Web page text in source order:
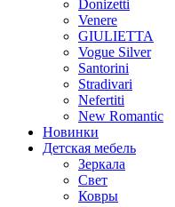
Donizetti
Venere
GIULIETTA
Vogue Silver
Santorini
Stradivari
Nefertiti
New Romantic
Новинки
Детская мебель
Зеркала
Свет
Ковры